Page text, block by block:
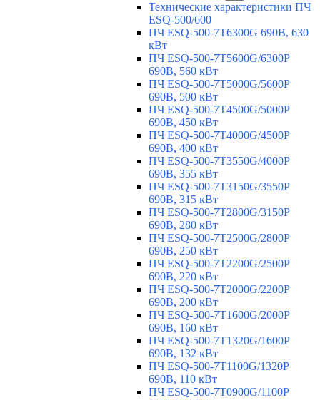
Технические характеристики ПЧ
ESQ-500/600
ПЧ ESQ-500-7T6300G 690В, 630
кВт
ПЧ ESQ-500-7T5600G/6300P
690В, 560 кВт
ПЧ ESQ-500-7T5000G/5600P
690В, 500 кВт
ПЧ ESQ-500-7T4500G/5000P
690В, 450 кВт
ПЧ ESQ-500-7T4000G/4500P
690В, 400 кВт
ПЧ ESQ-500-7T3550G/4000P
690В, 355 кВт
ПЧ ESQ-500-7T3150G/3550P
690В, 315 кВт
ПЧ ESQ-500-7T2800G/3150P
690В, 280 кВт
ПЧ ESQ-500-7T2500G/2800P
690В, 250 кВт
ПЧ ESQ-500-7T2200G/2500P
690В, 220 кВт
ПЧ ESQ-500-7T2000G/2200P
690В, 200 кВт
ПЧ ESQ-500-7T1600G/2000P
690В, 160 кВт
ПЧ ESQ-500-7T1320G/1600P
690В, 132 кВт
ПЧ ESQ-500-7T1100G/1320P
690В, 110 кВт
ПЧ ESQ-500-7T0900G/1100P